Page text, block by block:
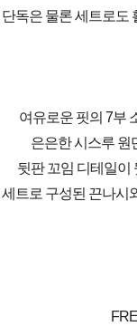
단독은 물론 세트로도
여유로운 핏의 7부
은은한 시스루 원
뒷판 꼬임 디테일이
세트로 구성된 끈나시